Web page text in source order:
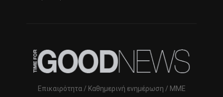
Επικαιρότητα / Καθημερινή ενημέρωση / ΜΜΕ